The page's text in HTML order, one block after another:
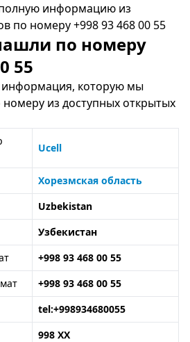
информацию из
по номеру +998 93 468 00 55
по номеру
55
информация, которую мы
из доступных открытых
Ucell
Хорезмская область
Uzbekistan
Узбекистан
+998 93 468 00 55
+998 93 468 00 55
tel:+998934680055
998 XX